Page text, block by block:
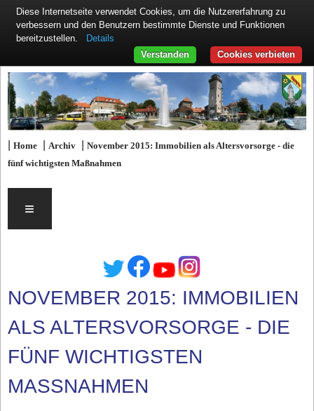
|Home |Archiv |November 2015: Immobilien als Altersvorsorge - die
fünf wichtigsten Maßnahmen
≡
NOVEMBER 2015: IMMOBILIEN
ALS ALTERSVORSORGE - DIE
FÜNF WICHTIGSTEN
MASSNAHMEN
Diese Internetseite verwendet Cookies, um die Nutzererfahrung zu
verbessern und den Benutzern bestimmte Dienste und Funktionen
bereitzustellen.
Details
Cookies verbieten
Verstanden